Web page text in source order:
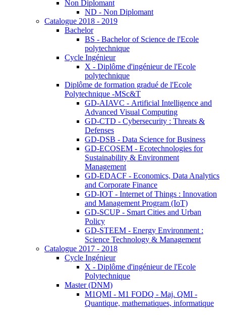
Non Diplomant
ND - Non Diplomant
Catalogue 2018 - 2019
Bachelor
BS - Bachelor of Science de l'Ecole
polytechnique
Cycle Ingénieur
X - Diplôme d'ingénieur de l'Ecole
polytechnique
Diplôme de formation gradué de l'Ecole
Polytechnique -MSc&T
GD-AIAVC - Artificial Intelligence and
Advanced Visual Computing
GD-CTD - Cybersecurity : Threats &
Defenses
GD-DSB - Data Science for Business
GD-ECOSEM - Ecotechnologies for
Sustainability & Environment
Management
GD-EDACF - Economics, Data Analytics
and Corporate Finance
GD-IOT - Internet of Things : Innovation
and Management Program (IoT)
GD-SCUP - Smart Cities and Urban
Policy
GD-STEEM - Energy Environment :
Science Technology & Management
Catalogue 2017 - 2018
Cycle Ingénieur
X - Diplôme d'ingénieur de l'Ecole
Polytechnique
Master (DNM)
M1QMI - M1 FODQ - Maj. QMI -
Quantique, mathematiques, informatique